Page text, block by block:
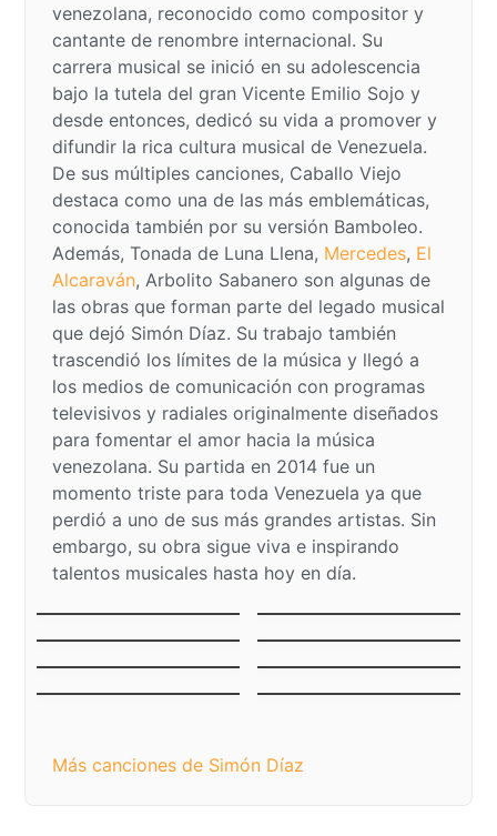
venezolana, reconocido como compositor y
cantante de renombre internacional. Su
carrera musical se inició en su adolescencia
bajo la tutela del gran Vicente Emilio Sojo y
desde entonces, dedicó su vida a promover y
difundir la rica cultura musical de Venezuela.
De sus múltiples canciones, Caballo Viejo
destaca como una de las más emblemáticas,
conocida también por su versión Bamboleo.
Además, Tonada de Luna Llena, Mercedes, El
Alcaraván, Arbolito Sabanero son algunas de
las obras que forman parte del legado musical
que dejó Simón Díaz. Su trabajo también
trascendió los límites de la música y llegó a
los medios de comunicación con programas
televisivos y radiales originalmente diseñados
para fomentar el amor hacia la música
venezolana. Su partida en 2014 fue un
momento triste para toda Venezuela ya que
perdió a uno de sus más grandes artistas. Sin
embargo, su obra sigue viva e inspirando
talentos musicales hasta hoy en día.
Becerrito)
El Niño del Ávila
El Niño Jesús Llanero
Mercedes
Tonada de Luna Llena
La Pena del Becerrero
Luna de Margarita
Caballo Viejo
Más canciones de Simón Díaz​